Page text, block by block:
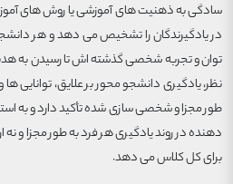
سادگی به ذهنیت های آموزشی یا روش های
در یادگیرندگان را تشخیص می دهد و هر
توان و تجربه شخصی گذشته اش تا رسیدن به
نظر، یادگیری دانشجو محور بر علایق،
طور مجزا و شخصی سازی شده تأکید دارد و به
دهنده در روند یادگیری هر فرد به طور مجزا و
برای کل کلاس می دهد.